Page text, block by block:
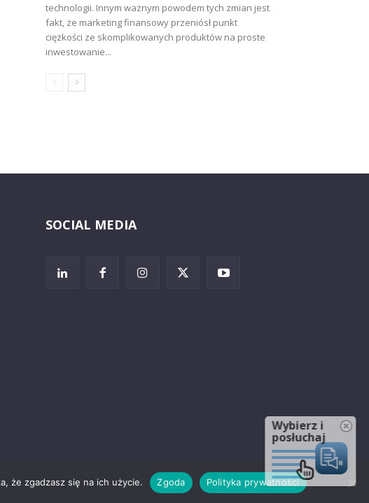
technologii. Innym ważnym powodem tych zmian jest
fakt, że marketing finansowy przeniósł punkt
ciężkości ze skomplikowanych produktów na proste
inwestowanie...
SOCIAL MEDIA
Zastrzeżenia prawne
że zgadzasz się na ich użycie. Zgoda Polityka prywatności
Wybierz i
posłuchaj